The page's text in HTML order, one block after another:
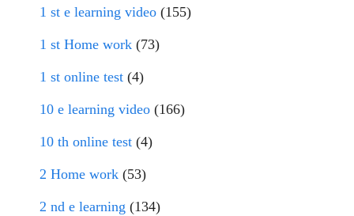
1 st e learning video (155)
1 st Home work (73)
1 st online test (4)
10 e learning video (166)
10 th online test (4)
2 Home work (53)
2 nd e learning (134)